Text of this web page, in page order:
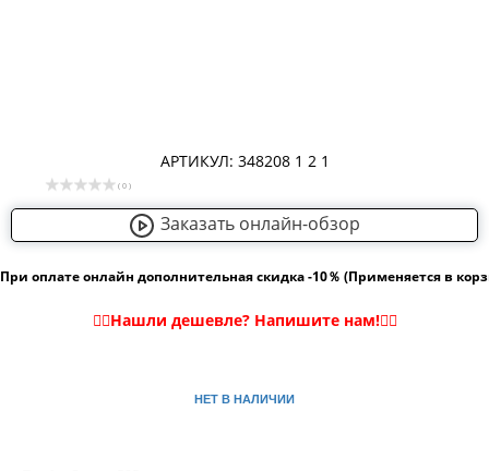
АРТИКУЛ: 348208 1 2 1
( 0 )
Заказать онлайн-обзор
При оплате онлайн дополнительная скидка -10％ (Применяется в
НЕТ В НАЛИЧИИ